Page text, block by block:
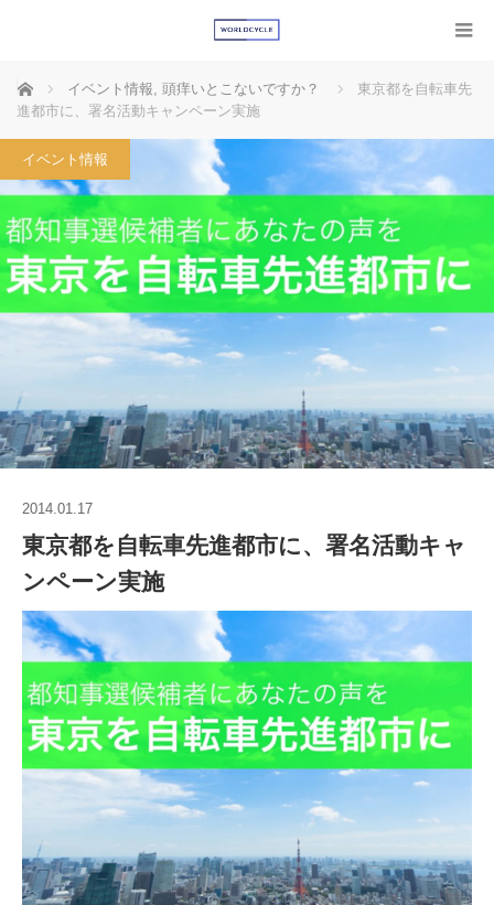
ホーム イベント情報, 頭痒いとこないですか？
東京都を自転車先
進都市に、署名活動キャンペーン実施
イベント情報
2014.01.17
東京都を自転車先進都市に、署名活動キャ
ンペーン実施